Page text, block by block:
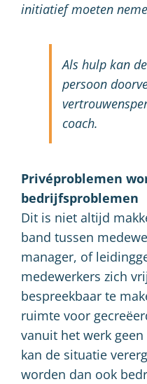
initiatief moeten
Als hulp kan
persoon
coach.
Privéproblemen
bedrijfsproblemen
Dit is niet altijd
band tussen
manager, of
medewerkers zich
bespreekbaar te
ruimte voor
vanuit het werk
kan de situatie
worden dan ook